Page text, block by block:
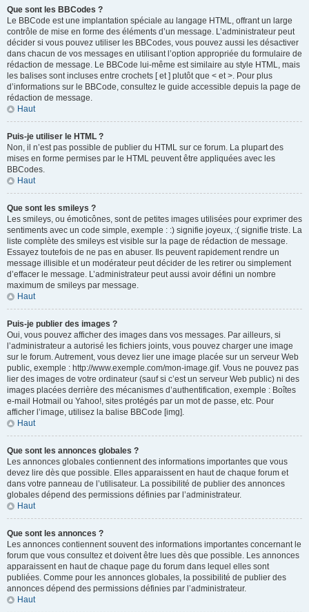
Que sont les BBCodes ?
Le BBCode est une implantation spéciale au langage HTML, offrant un large
contrôle de mise en forme des éléments d’un message. L’administrateur peut
décider si vous pouvez utiliser les BBCodes, vous pouvez aussi les désactiver
dans chacun de vos messages en utilisant l’option appropriée du formulaire de
rédaction de message. Le BBCode lui-même est similaire au style HTML, mais
les balises sont incluses entre crochets [ et ] plutôt que < et >. Pour plus
d’informations sur le BBCode, consultez le guide accessible depuis la page de
rédaction de message.
Haut
Puis-je utiliser le HTML ?
Non, il n’est pas possible de publier du HTML sur ce forum. La plupart des
mises en forme permises par le HTML peuvent être appliquées avec les
BBCodes.
Haut
Que sont les smileys ?
Les smileys, ou émoticônes, sont de petites images utilisées pour exprimer des
sentiments avec un code simple, exemple : :) signifie joyeux, :( signifie triste. La
liste complète des smileys est visible sur la page de rédaction de message.
Essayez toutefois de ne pas en abuser. Ils peuvent rapidement rendre un
message illisible et un modérateur peut décider de les retirer ou simplement
d’effacer le message. L’administrateur peut aussi avoir défini un nombre
maximum de smileys par message.
Haut
Puis-je publier des images ?
Oui, vous pouvez afficher des images dans vos messages. Par ailleurs, si
l’administrateur a autorisé les fichiers joints, vous pouvez charger une image
sur le forum. Autrement, vous devez lier une image placée sur un serveur Web
public, exemple : http://www.exemple.com/mon-image.gif. Vous ne pouvez pas
lier des images de votre ordinateur (sauf si c’est un serveur Web public) ni des
images placées derrière des mécanismes d’authentification, exemple : Boîtes
e-mail Hotmail ou Yahoo!, sites protégés par un mot de passe, etc. Pour
afficher l’image, utilisez la balise BBCode [img].
Haut
Que sont les annonces globales ?
Les annonces globales contiennent des informations importantes que vous
devez lire dès que possible. Elles apparaissent en haut de chaque forum et
dans votre panneau de l’utilisateur. La possibilité de publier des annonces
globales dépend des permissions définies par l’administrateur.
Haut
Que sont les annonces ?
Les annonces contiennent souvent des informations importantes concernant le
forum que vous consultez et doivent être lues dès que possible. Les annonces
apparaissent en haut de chaque page du forum dans lequel elles sont
publiées. Comme pour les annonces globales, la possibilité de publier des
annonces dépend des permissions définies par l’administrateur.
Haut